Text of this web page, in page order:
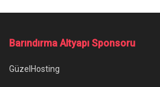
Barındırma Altyapı Sponsoru
GüzelHosting